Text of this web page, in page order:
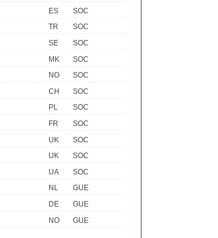
ES
SOC
TR
SOC
SE
SOC
MK
SOC
NO
SOC
CH
SOC
PL
SOC
FR
SOC
UK
SOC
UK
SOC
UA
SOC
NL
GUE
DE
GUE
NO GUE